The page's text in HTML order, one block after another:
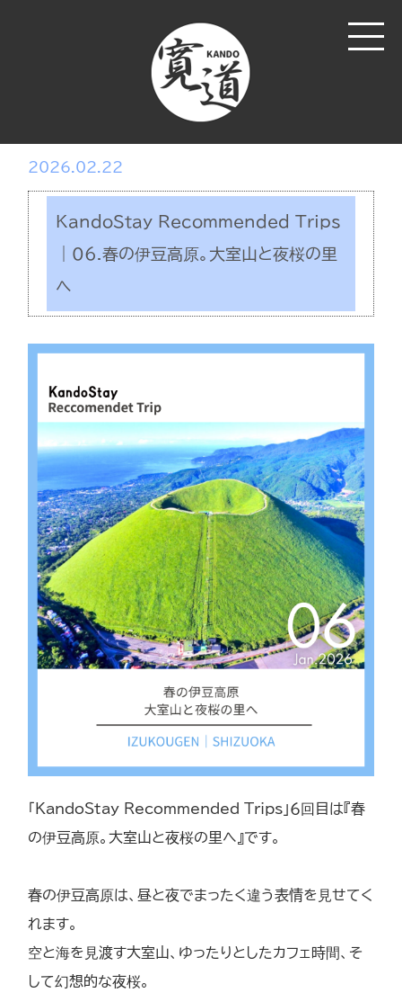
2026.02.22
KandoStay Recommended Trips
｜06.春の伊豆高原。大室山と夜桜の里
へ
「KandoStay Recommended Trips」６回目は『春
の伊豆高原。大室山と夜桜の里へ』です。
春の伊豆高原は、昼と夜でまったく違う表情を見せてく
れます。
空と海を見渡す大室山、ゆったりとしたカフェ時間、そ
して幻想的な夜桜。